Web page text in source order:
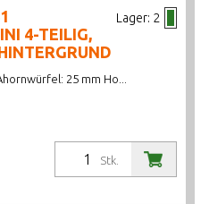
Lager: 2
4-TEILIG,
25 mm Ho...
Stk.